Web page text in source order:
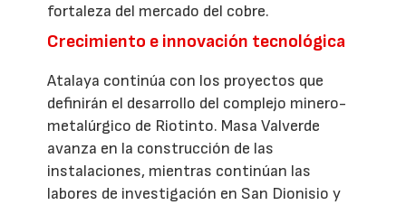
fortaleza del mercado del cobre.
Crecimiento e innovación tecnológica
Atalaya continúa con los proyectos que
definirán el desarrollo del complejo minero-
metalúrgico de Riotinto. Masa Valverde
avanza en la construcción de las
instalaciones, mientras continúan las
labores de investigación en San Dionisio y